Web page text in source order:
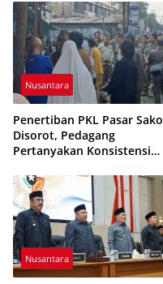
Etika Pelayanan
Nusantara
Penertiban PKL Pasar Sako
Disorot, Pedagang
Pertanyakan Konsistensi
Pungutan
Nusantara